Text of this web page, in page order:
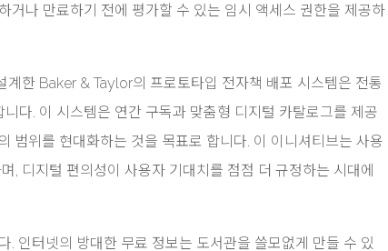
거나 만료하기 전에 평가할 수 있는 임시 액세스 권한을 제공하
한 Baker & Taylor의 프로토타입 전자책 배포 시스템은 전통
다. 이 시스템은 연간 구독과 맞춤형 디지털 카탈로그를 제공
범위를 현대화하는 것을 목표로 합니다. 이 이니셔티브는 사용
, 디지털 편의성이 사용자 기대치를 점점 더 규정하는 시대에
인터넷의 방대한 무료 정보는 도서관을 쓸모없게 만들 수 있